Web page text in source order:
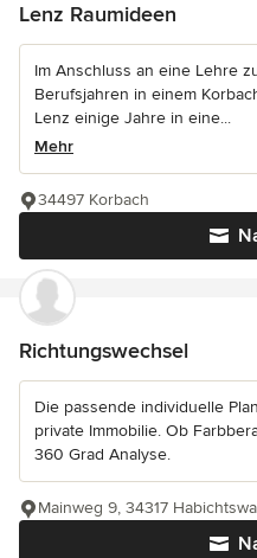
Lenz Raumideen
Im Anschluss an eine Lehre
Berufsjahren in einem
Lenz einige Jahre in eine...
Mehr
34497 Korbach
Richtungswechsel
Die passende individuelle
private Immobilie. Ob
360 Grad Analyse.
Mainweg 9, 34317